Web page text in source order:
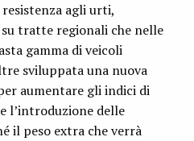
agli urti,
tratte regionali che nelle
gamma di veicoli
sviluppata una nuova
aumentare gli indici di
l’introduzione delle
il peso extra che verrà